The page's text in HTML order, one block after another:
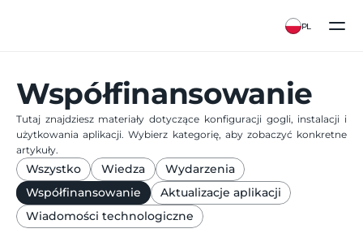
PL
Współfinansowanie
Tutaj znajdziesz materiały dotyczące konfiguracji gogli, instalacji i
użytkowania aplikacji. Wybierz kategorię, aby zobaczyć konkretne
artykuły.
Wszystko Wiedza
Wydarzenia
Współfinansowanie
Aktualizacje aplikacji
Wiadomości technologiczne